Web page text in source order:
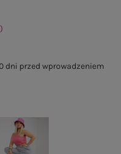
)
dni przed wprowadzeniem